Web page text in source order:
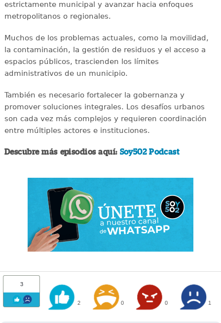
estrictamente municipal y avanzar hacia enfoques
metropolitanos o regionales.
Muchos de los problemas actuales, como la movilidad,
la contaminación, la gestión de residuos y el acceso a
espacios públicos, trascienden los límites
administrativos de un municipio.
También es necesario fortalecer la gobernanza y
promover soluciones integrales. Los desafíos urbanos
son cada vez más complejos y requieren coordinación
entre múltiples actores e instituciones.
Descubre más episodios aquí:Soy502 Podcast
3
2 0 0 1